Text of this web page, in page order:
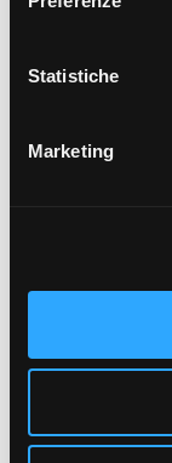
Statistiche
Marketing